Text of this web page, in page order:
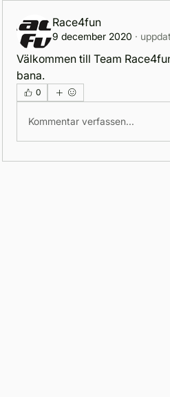
Race4fun
9 december 2020 ·
Välkommen till Team
bana.
0
Kommentar verfassen...